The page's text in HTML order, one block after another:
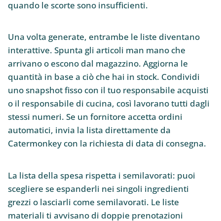
quando le scorte sono insufficienti.
Una volta generate, entrambe le liste diventano
interattive. Spunta gli articoli man mano che
arrivano o escono dal magazzino. Aggiorna le
quantità in base a ciò che hai in stock. Condividi
uno snapshot fisso con il tuo responsabile acquisti
o il responsabile di cucina, così lavorano tutti dagli
stessi numeri. Se un fornitore accetta ordini
automatici, invia la lista direttamente da
Catermonkey con la richiesta di data di consegna.
La lista della spesa rispetta i semilavorati: puoi
scegliere se espanderli nei singoli ingredienti
grezzi o lasciarli come semilavorati. Le liste
materiali ti avvisano di doppie prenotazioni